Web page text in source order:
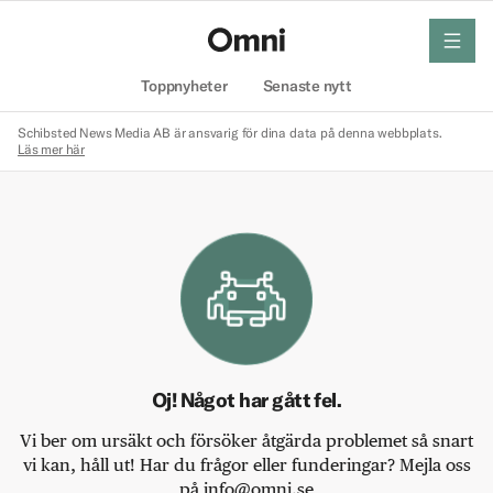
Toppnyheter Senaste nytt
meny
Schibsted News Media AB är ansvarig för dina data på denna webbplats.
Läs mer här
Oj! Något har gått fel.
Vi ber om ursäkt och försöker åtgärda problemet så snart
vi kan, håll ut! Har du frågor eller funderingar? Mejla oss